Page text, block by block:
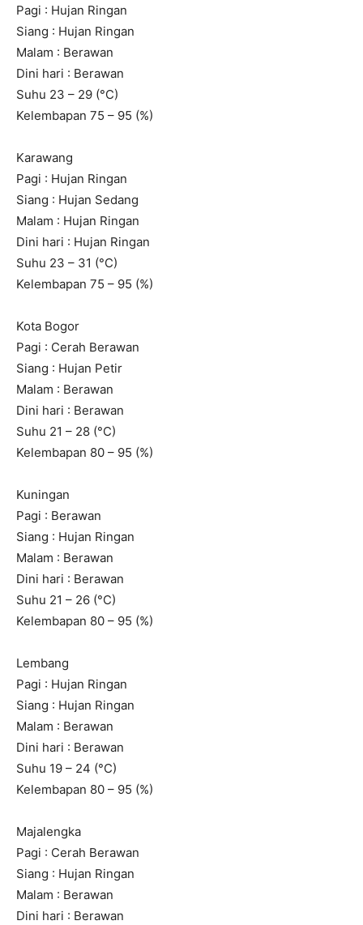
Pagi : Hujan Ringan
Siang : Hujan Ringan
Malam : Berawan
Dini hari : Berawan
Suhu 23 – 29 (°C)
Kelembapan 75 – 95 (%)
Karawang
Pagi : Hujan Ringan
Siang : Hujan Sedang
Malam : Hujan Ringan
Dini hari : Hujan Ringan
Suhu 23 – 31 (°C)
Kelembapan 75 – 95 (%)
Kota Bogor
Pagi : Cerah Berawan
Siang : Hujan Petir
Malam : Berawan
Dini hari : Berawan
Suhu 21 – 28 (°C)
Kelembapan 80 – 95 (%)
Kuningan
Pagi : Berawan
Siang : Hujan Ringan
Malam : Berawan
Dini hari : Berawan
Suhu 21 – 26 (°C)
Kelembapan 80 – 95 (%)
Lembang
Pagi : Hujan Ringan
Siang : Hujan Ringan
Malam : Berawan
Dini hari : Berawan
Suhu 19 – 24 (°C)
Kelembapan 80 – 95 (%)
Majalengka
Pagi : Cerah Berawan
Siang : Hujan Ringan
Malam : Berawan
Dini hari : Berawan